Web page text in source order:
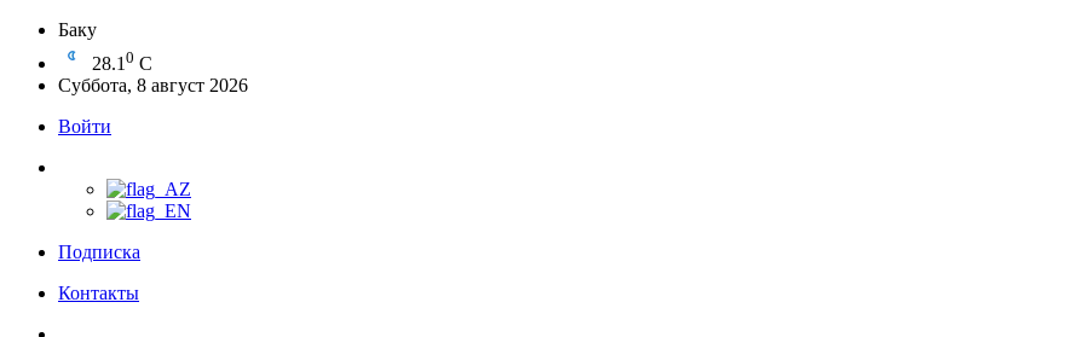
Баку
28.1 0 C
Суббота, 8 август 2026
Войти
Подписка
Контакты